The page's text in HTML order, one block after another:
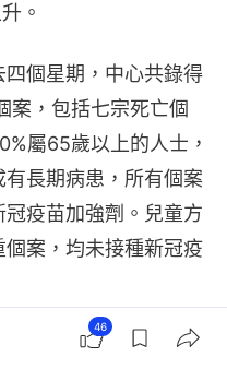
。
個星期，中心共錄得
案，包括七宗死亡個
屬65歲以上的人士，
長期病患，所有個案
疫苗加強劑。兒童方
案，均未接種新冠疫
躍周期
46